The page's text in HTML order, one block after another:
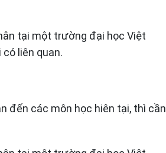
tại một trường đại học Việt
liên quan.
đến các môn học hiên tại, thì cần